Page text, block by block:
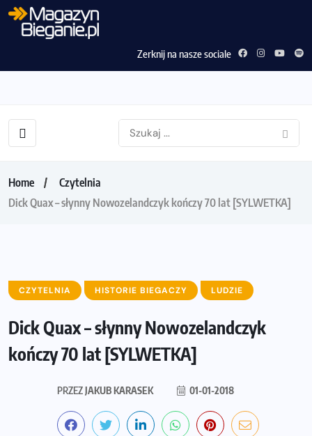
Zerknij na nasze sociale
Home
Czytelnia
Dick Quax – słynny Nowozelandczyk kończy 70 lat [SYLWETKA]
CZYTELNIA HISTORIE BIEGACZY LUDZIE
Dick Quax – słynny Nowozelandczyk
kończy 70 lat [SYLWETKA]
PRZEZJAKUB KARASEK 01-01-2018